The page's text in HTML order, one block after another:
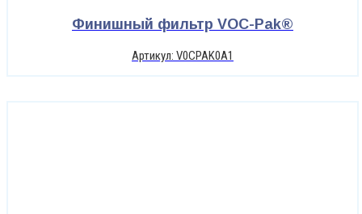
Финишный фильтр VOC-Pak®
Артикул: V0CPAK0A1